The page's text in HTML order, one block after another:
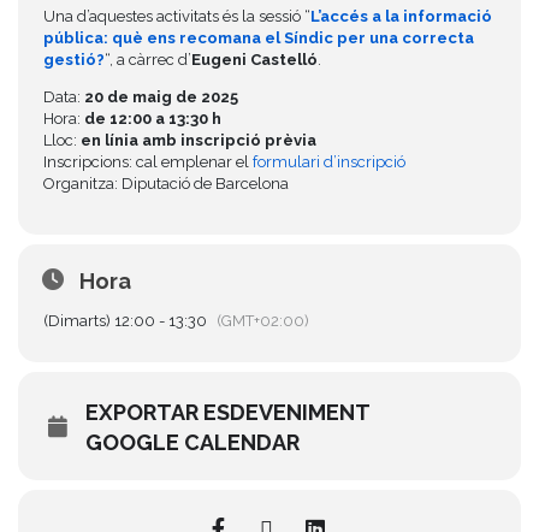
Una d’aquestes activitats és la sessió “L’accés a la informació
pública: què ens recomana el Síndic per una correcta
gestió?“, a càrrec d’Eugeni Castelló.
Data: 20 de maig de 2025
Hora: de 12:00 a 13:30 h
Lloc: en línia amb inscripció prèvia
Inscripcions: cal emplenar el formulari d’inscripció
Organitza: Diputació de Barcelona
Hora
(Dimarts) 12:00 - 13:30 (GMT+02:00)
EXPORTAR ESDEVENIMENT
GOOGLE CALENDAR